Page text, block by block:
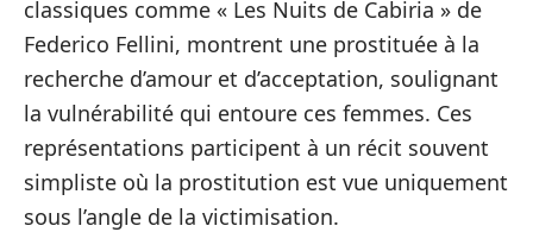
classiques comme « Les Nuits de Cabiria » de
Federico Fellini, montrent une prostituée à la
recherche d’amour et d’acceptation, soulignant
la vulnérabilité qui entoure ces femmes. Ces
représentations participent à un récit souvent
simpliste où la prostitution est vue uniquement
sous l’angle de la victimisation.